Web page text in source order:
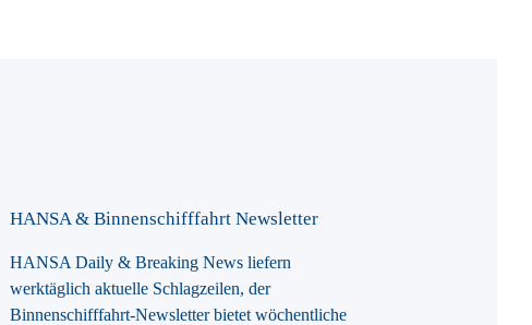
HANSA & Binnenschifffahrt Newsletter
HANSA Daily & Breaking News liefern
werktäglich aktuelle Schlagzeilen, der
Binnenschifffahrt-Newsletter bietet wöchentliche